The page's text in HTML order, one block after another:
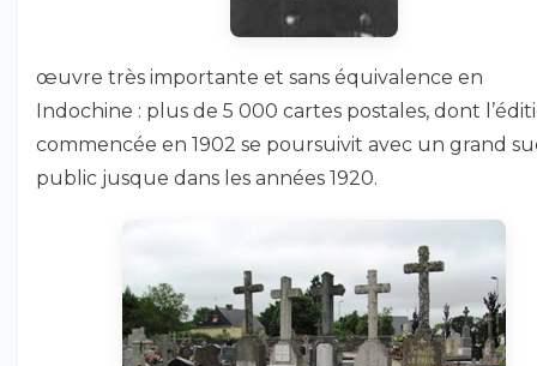
œuvre très importante et sans équivalence en
Indochine : plus de 5 000 cartes postales, dont
commencée en 1902 se poursuivit avec un grand
public jusque dans les années 1920.